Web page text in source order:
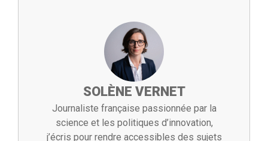
SOLÈNE VERNET
Journaliste française passionnée par la
science et les politiques d’innovation,
j’écris pour rendre accessibles des sujets